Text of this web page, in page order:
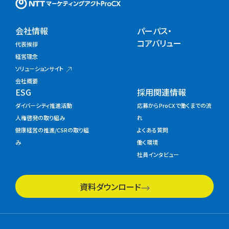
会社情報
代表挨拶
経営理念
ソリューションサイト
会社概要
パーパス・
コアバリュー
ESG
ダイバーシティ推進活動
人権啓発の取り組み
健康経営の推進/CSRの取り組
み
採用関連情報
応募からProCXで働くまでの流
れ
よくある質問
働く環境
社員インタビュー
資料ダウンロード